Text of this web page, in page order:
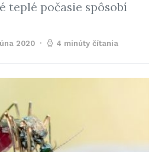
teplé počasie spôsobí
2020 4 minúty čítania